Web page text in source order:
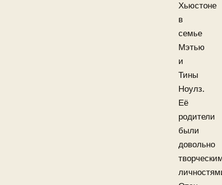
Хьюстоне
в
семье
Мэтью
и
Тины
Ноулз.
Её
родители
были
довольно